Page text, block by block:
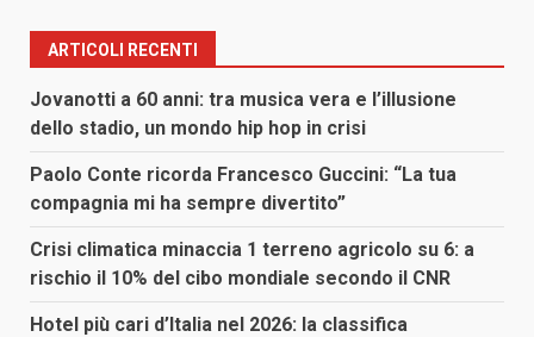
ARTICOLI RECENTI
Jovanotti a 60 anni: tra musica vera e l’illusione
dello stadio, un mondo hip hop in crisi
Paolo Conte ricorda Francesco Guccini: “La tua
compagnia mi ha sempre divertito”
Crisi climatica minaccia 1 terreno agricolo su 6: a
rischio il 10% del cibo mondiale secondo il CNR
Hotel più cari d’Italia nel 2026: la classifica